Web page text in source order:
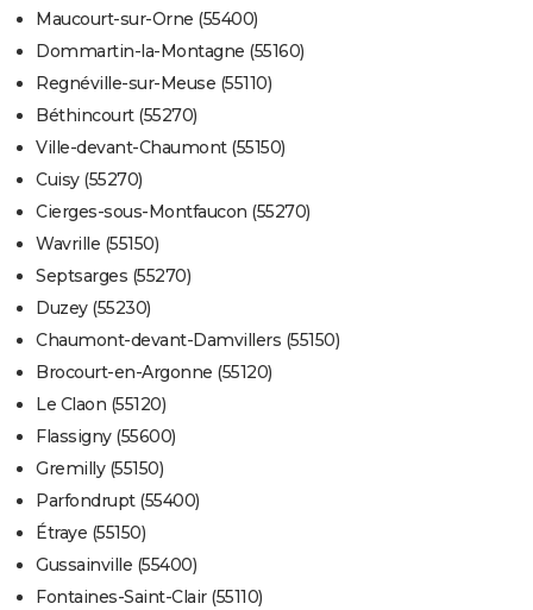
Maucourt-sur-Orne (55400)
Dommartin-la-Montagne (55160)
Regnéville-sur-Meuse (55110)
Béthincourt (55270)
Ville-devant-Chaumont (55150)
Cuisy (55270)
Cierges-sous-Montfaucon (55270)
Wavrille (55150)
Septsarges (55270)
Duzey (55230)
Chaumont-devant-Damvillers (55150)
Brocourt-en-Argonne (55120)
Le Claon (55120)
Flassigny (55600)
Gremilly (55150)
Parfondrupt (55400)
Étraye (55150)
Gussainville (55400)
Fontaines-Saint-Clair (55110)